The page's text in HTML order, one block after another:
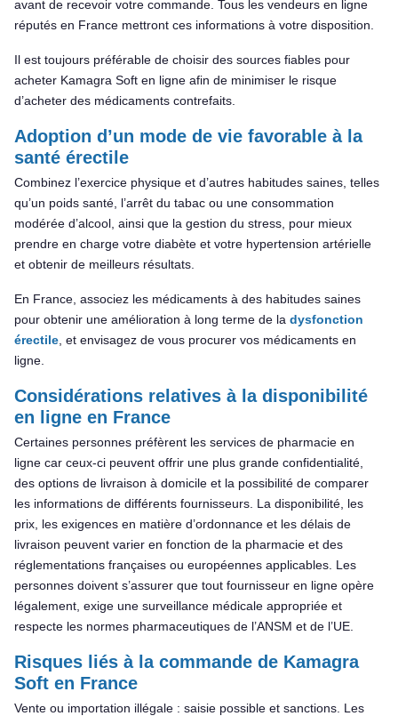
avant de recevoir votre commande. Tous les vendeurs en ligne
réputés en France mettront ces informations à votre disposition.
Il est toujours préférable de choisir des sources fiables pour
acheter Kamagra Soft en ligne afin de minimiser le risque
d’acheter des médicaments contrefaits.
Adoption d’un mode de vie favorable à la
santé érectile
Combinez l’exercice physique et d’autres habitudes saines, telles
qu’un poids santé, l’arrêt du tabac ou une consommation
modérée d’alcool, ainsi que la gestion du stress, pour mieux
prendre en charge votre diabète et votre hypertension artérielle
et obtenir de meilleurs résultats.
En France, associez les médicaments à des habitudes saines
pour obtenir une amélioration à long terme de la dysfonction
érectile , et envisagez de vous procurer vos médicaments en
ligne.
Considérations relatives à la disponibilité
en ligne en France
Certaines personnes préfèrent les services de pharmacie en
ligne car ceux-ci peuvent offrir une plus grande confidentialité,
des options de livraison à domicile et la possibilité de comparer
les informations de différents fournisseurs. La disponibilité, les
prix, les exigences en matière d’ordonnance et les délais de
livraison peuvent varier en fonction de la pharmacie et des
réglementations françaises ou européennes applicables. Les
personnes doivent s’assurer que tout fournisseur en ligne opère
légalement, exige une surveillance médicale appropriée et
respecte les normes pharmaceutiques de l’ANSM et de l’UE.
Risques liés à la commande de Kamagra
Soft en France
Vente ou importation illégale : saisie possible et sanctions. Les